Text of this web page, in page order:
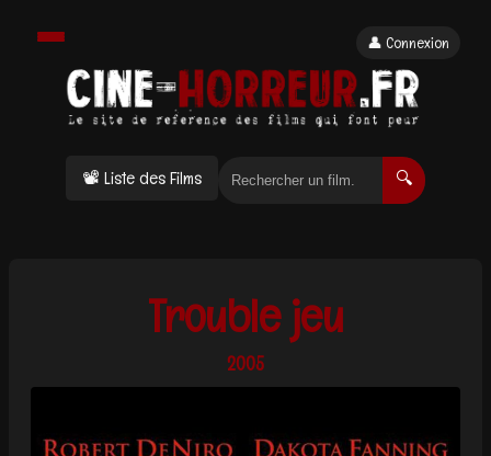
📽 Liste des Films 🔍
👤 Connexion
Trouble jeu
2005